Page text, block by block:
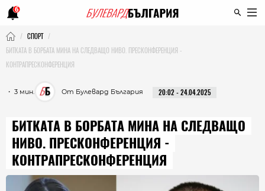
6
СПОРТ
БИТКАТА В БОРБАТА МИНА НА СЛЕДВАЩО НИВО. ПРЕСКОНФЕРЕНЦИЯ -
КОНТРАПРЕСКОНФЕРЕНЦИЯ
・ 3 мин. От Булевард България 20:02 - 24.04.2025
БИТКАТА В БОРБАТА МИНА НА СЛЕДВАЩО
НИВО. ПРЕСКОНФЕРЕНЦИЯ -
КОНТРАПРЕСКОНФЕРЕНЦИЯ